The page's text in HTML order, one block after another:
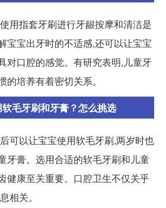
用指套牙刷进行牙龈按摩和清洁是
宝宝出牙时的不适感,还可以让宝宝
对口腔的感觉。有研究表明,儿童牙
培养有着密切关系。
毛牙刷和牙膏？怎么挑选
可以让宝宝使用软毛牙刷,两岁时也
牙膏。选用合适的软毛牙刷和儿童
健康至关重要。口腔卫生不仅关乎
相关。